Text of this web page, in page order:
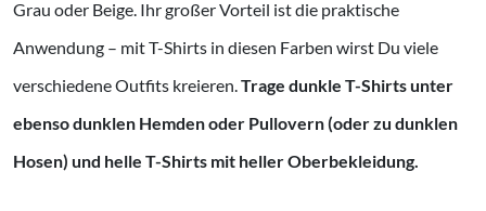
Grau oder Beige. Ihr großer Vorteil ist die praktische
Anwendung – mit T-Shirts in diesen Farben wirst Du viele
verschiedene Outfits kreieren.Trage dunkle T-Shirts unter
ebenso dunklen Hemden oder Pullovern (oder zu dunklen
Hosen) und helle T-Shirts mit heller Oberbekleidung.